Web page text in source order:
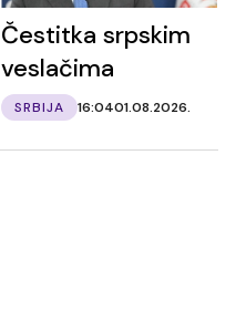
Čestitka srpskim
veslačima
SRBIJA 16:0401.08.2026.